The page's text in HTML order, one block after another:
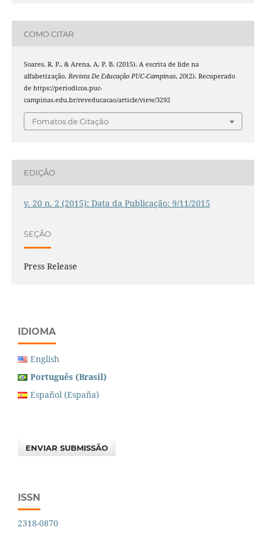
COMO CITAR
Soares, R. P., & Arena, A. P. B. (2015). A escrita de lide na
alfabetização. Revista De Educação PUC-Campinas, 20(2). Recuperado
de https://periodicos.puc-
campinas.edu.br/reveducacao/article/view/3292
Fomatos de Citação
EDIÇÃO
v. 20 n. 2 (2015): Data da Publicação: 9/11/2015
SEÇÃO
Press Release
IDIOMA
English
Português (Brasil)
Español (España)
ENVIAR SUBMISSÃO
ISSN
2318-0870